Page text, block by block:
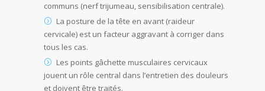
communs (nerf trijumeau, sensibilisation centrale).
La posture de la tête en avant (raideur
cervicale) est un facteur aggravant à corriger dans
tous les cas.
Les points gâchette musculaires cervicaux
jouent un rôle central dans l’entretien des douleurs
et doivent être traités.